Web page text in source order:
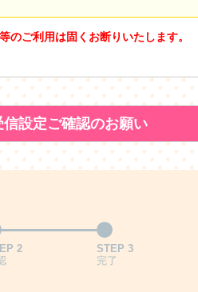
ご利用は固くお断りいたします。
設定ご確認のお願い
2
STEP 3
完了